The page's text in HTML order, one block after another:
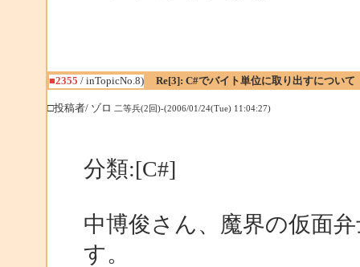
■2355 / inTopicNo.8) Re[3]: C#でバイト単位に取り出すについて
□投稿者/ ゾロ 二等兵(2回)-(2006/01/24(Tue) 11:04:27)
分類:[C#]
中博俊さん、魔界の仮面
す。